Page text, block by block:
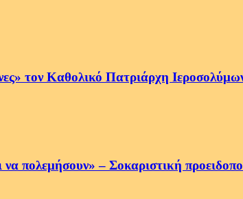
τον Καθολικό Πατριάρχη
να πολεμήσουν» – Σοκαριστική